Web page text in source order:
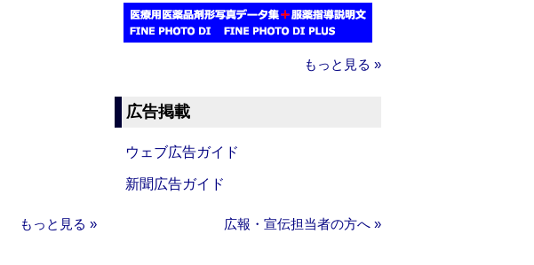
もっと見る »
もっと見る »
広告掲載
ウェブ広告ガイド
新聞広告ガイド
広報・宣伝担当者の方へ »